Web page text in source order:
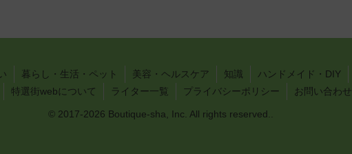
暮らし・生活・ペット 美容・ヘルスケア 知識 ハンドメイド・DIY
特選街webについて ライター一覧 プライバシーポリシー お問い合わせ
© 2017-2026 Boutique-sha, Inc. All rights reserved..